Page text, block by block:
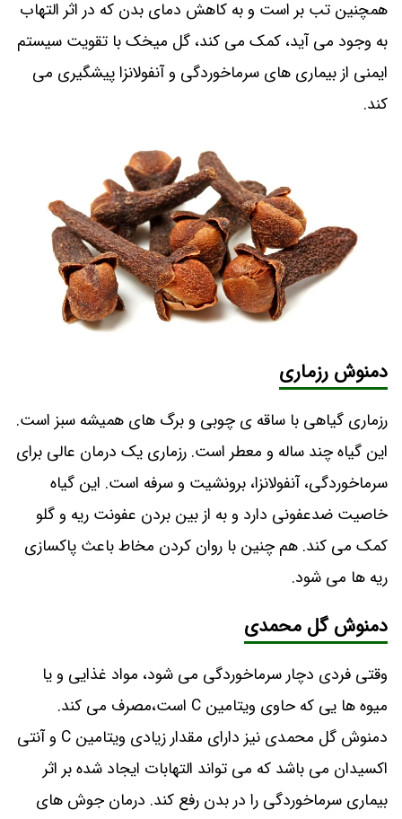
همچنین تب بر است و به کاهش دمای بدن که در اثر التهاب
به وجود می آید، کمک می کند، گل میخک با تقویت سیستم
ایمنی از بیماری های سرماخوردگی و آنفولانزا پیشگیری می
کند.
دمنوش رزماری
رزماری گیاهی با ساقه ی چوبی و برگ های همیشه سبز است.
این گیاه چند ساله و معطر است. رزماری یک درمان عالی برای
سرماخوردگی، آنفولانزا، برونشیت و سرفه است. این گیاه
خاصیت ضدعفونی دارد و به از بین بردن عفونت ریه و گلو
کمک می کند. هم چنین با روان کردن مخاط باعث پاکسازی
ریه ها می شود.
دمنوش گل محمدی
وقتی فردی دچار سرماخوردگی می شود، مواد غذایی و یا
میوه ها یی که حاوی ویتامین C است،مصرف می کند.
دمنوش گل محمدی نیز دارای مقدار زیادی ویتامین C و آنتی
اکسیدان می باشد که می تواند التهابات ایجاد شده بر اثر
بیماری سرماخوردگی را در بدن رفع کند. درمان جوش های